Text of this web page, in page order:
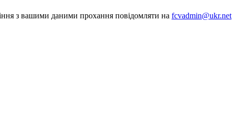
з вашими даними прохання повідомляти на fcvadmin@ukr.net